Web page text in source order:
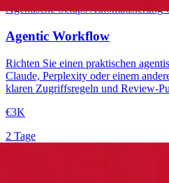
Agentische SetupsAutomatisierung
Agentic Workflow
Richten Sie einen praktischen
Claude, Perplexity oder einem
klaren Zugriffsregeln und Review-
€3K
2 Tage